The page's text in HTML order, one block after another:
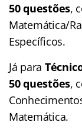
50 questões,
Matemática/
Específicos.
Já para
50 questões,
Matemática.